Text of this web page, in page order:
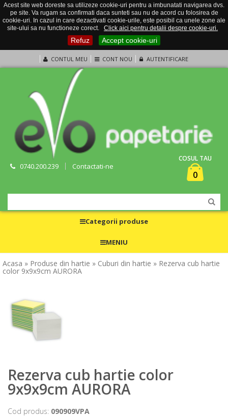
Acest site web doreste sa utilizeze cookie-uri pentru a imbunatati navigarea dvs.
pe site. Va rugam sa confirmati daca sunteti sau nu de acord cu folosirea de
cookie-uri. In cazul in care dezactivati cookie-urile, este posibil ca unele zone ale
site-ului sa nu functioneze corect.
Click aici pentru detalii despre cookie-uri.
Refuz Accept cookie-uri
CONTUL MEU CONT NOU AUTENTIFICARE
0740.200.239 Contactati-ne
COSUL TAU
0
Categorii produse
MENIU
Acasa » Produse din hartie » Cuburi din hartie » Rezerva cub hartie
color 9x9x9cm AURORA
Rezerva cub hartie color
9x9x9cm AURORA
Cod produs: 090909VPA